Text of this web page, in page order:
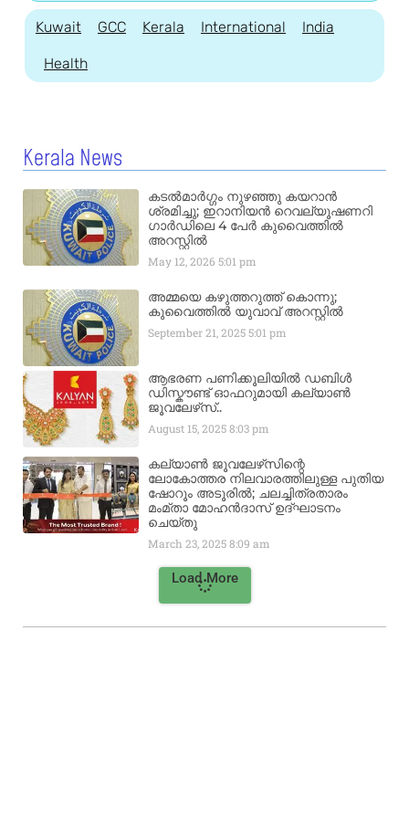
Kuwait GCC Kerala International India
Health
Kerala News
കടൽമാർഗ്ഗം നുഴഞ്ഞു കയറാൻ
ശ്രമിച്ചു; ഇറാനിയൻ റെവല്യൂഷണറി
ഗാർഡിലെ 4 പേർ കുവൈത്തിൽ
അറസ്റ്റിൽ
May 12, 20265:01 pm
അമ്മയെ കഴുത്തറുത്ത് കൊന്നു;
കുവൈത്തിൽ യുവാവ് അറസ്റ്റിൽ
September 21, 20255:01 pm
ആഭരണ പണിക്കൂലിയിൽ ഡബിൾ
ഡിസ്കൗണ്ട് ഓഫറുമായി കല്യാൺ
ജൂവലേഴ്‌സ്..
August 15, 20258:03 pm
കല്യാൺ ജൂവലേഴ്‌സിന്റെ
ലോകോത്തര നിലവാരത്തിലുള്ള പുതിയ
ഷോറൂം അടൂരിൽ; ചലച്ചിത്രതാരം
മംമ്താ മോഹൻദാസ് ഉദ്ഘാടനം
ചെയ്‌തു
March 23, 20258:09 am
Load More